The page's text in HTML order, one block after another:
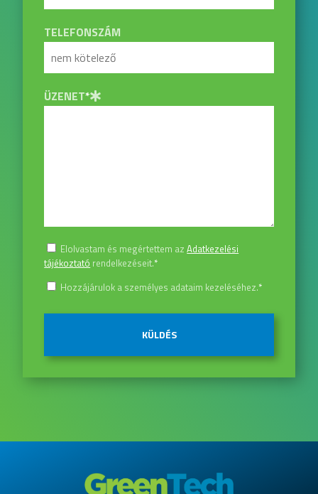
TELEFONSZÁM
ÜZENET*
Elolvastam és megértettem azAdatkezelési
tájékoztató rendelkezéseit.*
Hozzájárulok a személyes adataim kezeléséhez.*